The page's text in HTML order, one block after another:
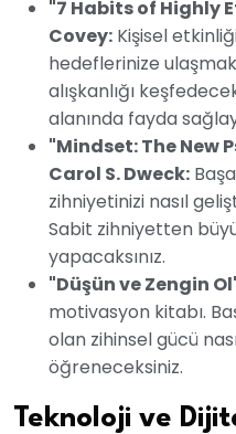
"7 Habits of Highly
Covey: Kişisel
hedeflerinize
alışkanlığı
alanında fayda
"Mindset: The New
Carol S. Dweck:
zihniyetinizi nasıl
Sabit zihniyetten
yapacaksınız.
"Düşün ve Zengin
motivasyon kitabı.
olan zihinsel gücü
öğreneceksiniz.
Teknoloji ve